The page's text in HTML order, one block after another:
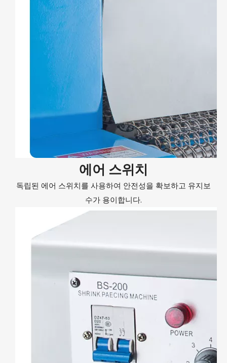
에어 스위치
독립된 에어 스위치를 사용하여 안전성을 확보하고 유지보
수가 용이합니다.